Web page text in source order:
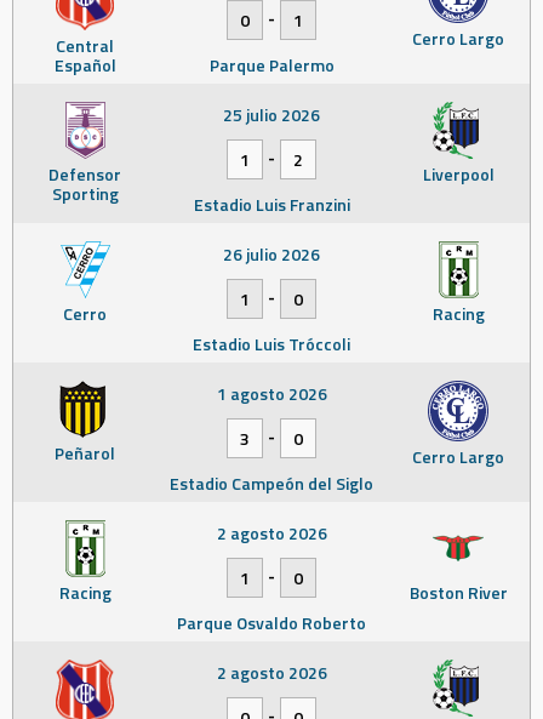
Central
Español
Cerro Largo
0
-
1
Parque Palermo
Defensor
Sporting
Liverpool
25 julio 2026
1
-
2
Estadio Luis Franzini
Cerro Racing
26 julio 2026
1
-
0
Estadio Luis Tróccoli
Peñarol Cerro Largo
1 agosto 2026
3
-
0
Estadio Campeón del Siglo
Racing Boston River
2 agosto 2026
1
-
0
Parque Osvaldo Roberto
2 agosto 2026